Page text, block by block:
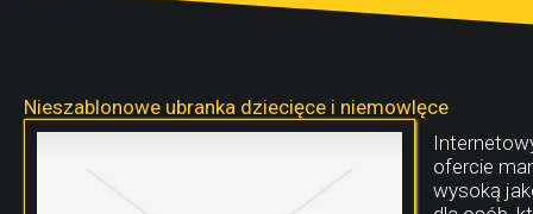
Nieszablonowe ubranka dziecięce i niemowlęce
ofercie
wysoką